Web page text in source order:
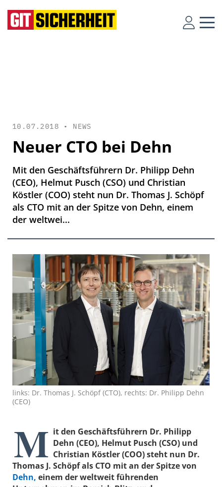
10.07.2018 • NEWS
Neuer CTO bei Dehn
Mit den Geschäftsführern Dr. Philipp Dehn
(CEO), Helmut Pusch (CSO) und Christian
Köstler (COO) steht nun Dr. Thomas J. Schöpf
als CTO mit an der Spitze von Dehn, einem
der weltwei...
links: Dr. Thomas J. Schöpf (CTO), rechts: Dr. Philipp Dehn
(CEO)
M it den Geschäftsführern Dr. Philipp
Dehn (CEO), Helmut Pusch (CSO) und
Christian Köstler (COO) steht nun Dr.
Thomas J. Schöpf als CTO mit an der Spitze von
Dehn, einem der weltweit führenden